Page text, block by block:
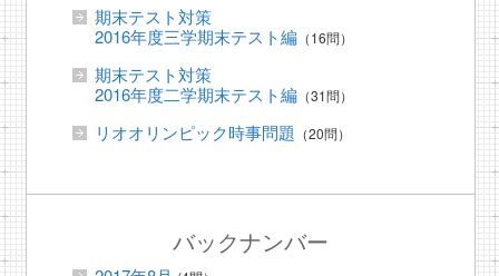
期末テスト対策
2016年度三学期末テスト編（16問）
期末テスト対策
2016年度二学期末テスト編（31問）
リオオリンピック時事問題 （20問）
バックナンバー